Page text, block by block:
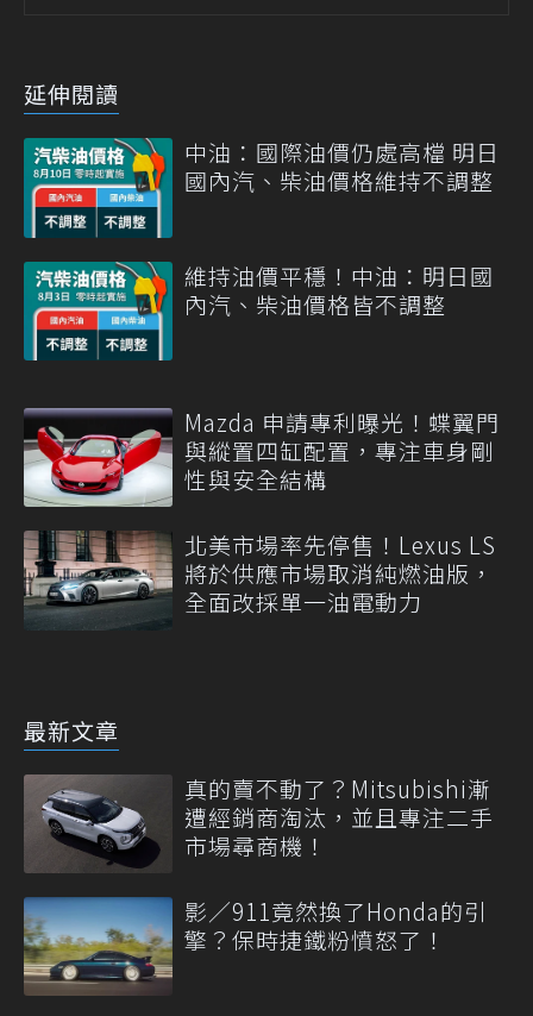
延伸閱讀
中油：國際油價仍處高檔 明日
國內汽、柴油價格維持不調整
維持油價平穩！中油：明日國
內汽、柴油價格皆不調整
Mazda 申請專利曝光！蝶翼門
與縱置四缸配置，專注車身剛
性與安全結構
北美市場率先停售！Lexus LS
將於供應市場取消純燃油版，
全面改採單一油電動力
最新文章
真的賣不動了？Mitsubishi漸
遭經銷商淘汰，並且專注二手
市場尋商機！
影／911竟然換了Honda的引
擎？保時捷鐵粉憤怒了！